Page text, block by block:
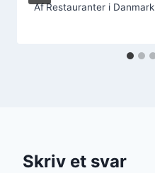
AfRestauranter i Danmark
Skriv et svar